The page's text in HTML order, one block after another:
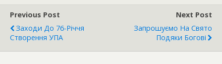
Previous Post
Заходи До 76-Річчя
Створення УПА
Next Post
Запрошуємо На Свято
Подяки Богові